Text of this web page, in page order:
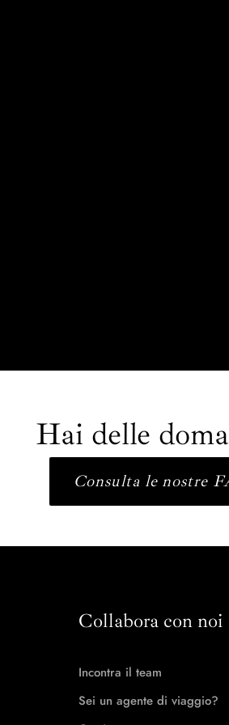
Hai delle
Consulta le nostre
Collabora con noi
Incontra il team
Sei un agente di viaggio?